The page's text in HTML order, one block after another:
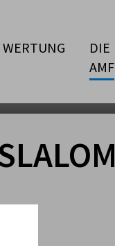
WERTUNG
DIE
AMF